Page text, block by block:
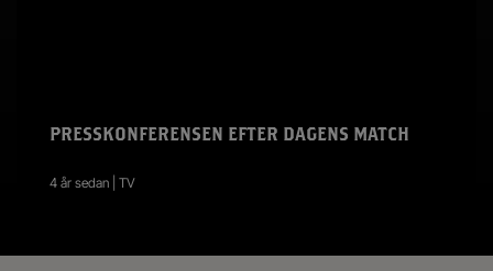
PRESSKONFERENSEN EFTER DAGENS MATCH
4 år sedan | TV